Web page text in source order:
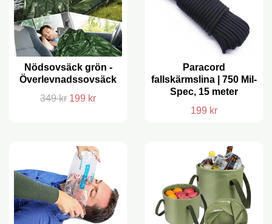
Nödsovsäck grön -
Överlevnadssovsäck
349 kr 199 kr
Paracord
fallskärmslina | 750 Mil-
Spec, 15 meter
199 kr